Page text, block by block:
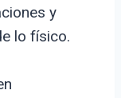
y
lo físico.